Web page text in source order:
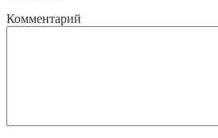
Комментарий